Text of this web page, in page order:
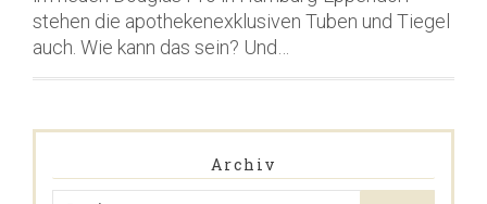
stehen die apothekenexklusiven Tuben und Tiegel
auch. Wie kann das sein? Und…
Archiv